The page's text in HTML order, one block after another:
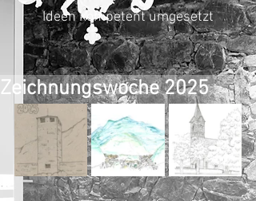
Ideen kompetent umgesetzt
Zeichnungswoche 2025